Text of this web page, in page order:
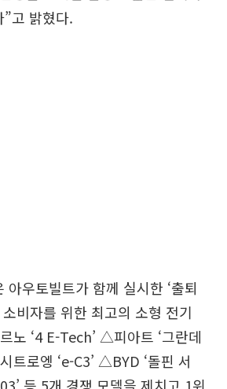
고 밝혔다.
아우토빌트가 함께 실시한 ‘출퇴
비자를 위한 최고의 소형 전기
노 ‘4 E-Tech’ △피아트 ‘그란데
트로엥 ‘e-C3’ △BYD ‘돌핀 서